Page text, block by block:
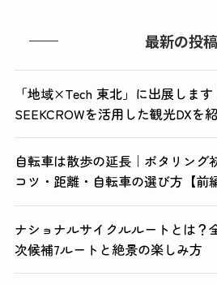
最新の投稿
「地域×Tech 東北」に出展します
SEEKCROWを活用した観光DXを
自転車は散歩の延長｜ポタリング
コツ・距離・自転車の選び方【前編
ナショナルサイクルルートとは？
次候補7ルートと絶景の楽しみ方